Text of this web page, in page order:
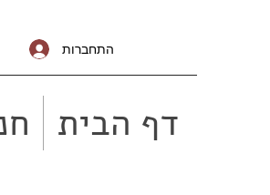
התחברות
דף הבית